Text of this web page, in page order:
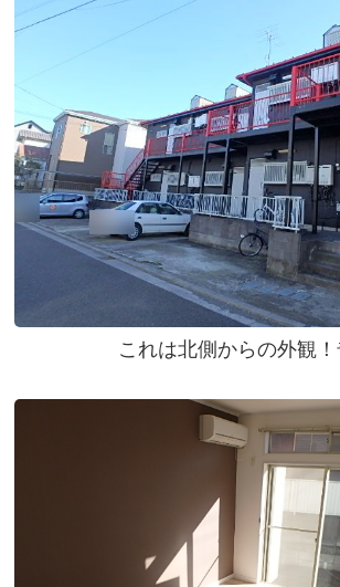
これは北側からの外観